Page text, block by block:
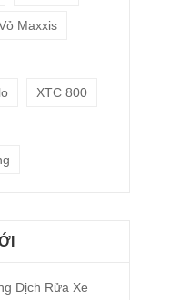
Maxxis
XTC 800
Dịch Rửa Xe